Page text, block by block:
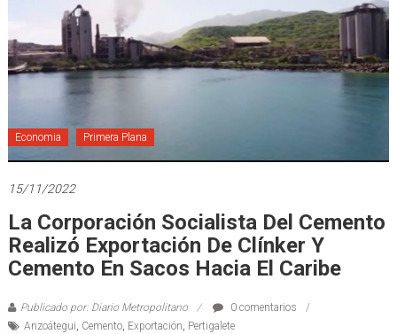
Economia Primera Plana
15/11/2022
La Corporación Socialista Del Cemento
Realizó Exportación De Clínker Y
Cemento En Sacos Hacia El Caribe
Publicado por: Diario Metropolitano
0 comentarios
Anzoátegui Cemento, Exportación Pertigalete